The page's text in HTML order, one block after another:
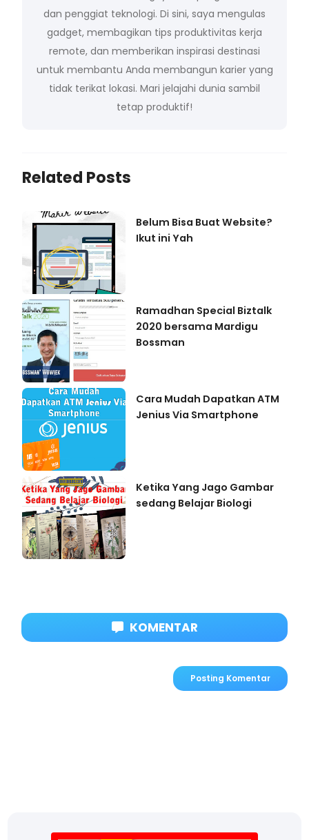
dan penggiat teknologi. Di sini, saya mengulas
gadget, membagikan tips produktivitas kerja
remote, dan memberikan inspirasi destinasi
untuk membantu Anda membangun karier yang
tidak terikat lokasi. Mari jelajahi dunia sambil
tetap produktif!
Related Posts
Belum Bisa Buat Website?
Ikut ini Yah
Ramadhan Special Biztalk
2020 bersama Mardigu
Bossman
Cara Mudah Dapatkan ATM
Jenius Via Smartphone
Ketika Yang Jago Gambar
sedang Belajar Biologi
KOMENTAR
Posting Komentar